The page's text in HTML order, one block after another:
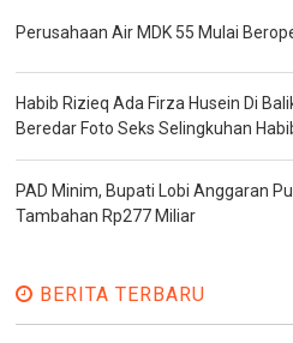
Perusahaan Air MDK 55 Mulai
Habib Rizieq Ada Firza Husein Di
Beredar Foto Seks Selingkuhan
PAD Minim, Bupati Lobi Anggaran
Tambahan Rp277 Miliar
BERITA TERBARU